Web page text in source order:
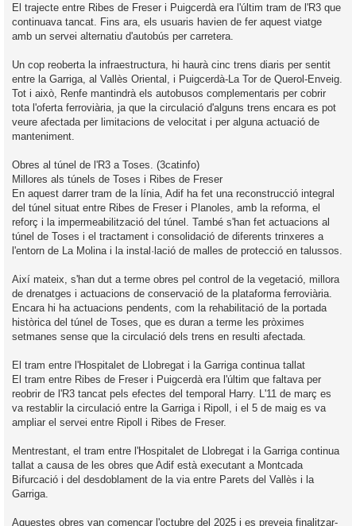
El trajecte entre Ribes de Freser i Puigcerdà era l'últim tram de l'R3 que
continuava tancat. Fins ara, els usuaris havien de fer aquest viatge
amb un servei alternatiu d'autobús per carretera.
Un cop reoberta la infraestructura, hi haurà cinc trens diaris per sentit
entre la Garriga, al Vallès Oriental, i Puigcerdà-La Tor de Querol-Enveig.
Tot i això, Renfe mantindrà els autobusos complementaris per cobrir
tota l'oferta ferroviària, ja que la circulació d'alguns trens encara es pot
veure afectada per limitacions de velocitat i per alguna actuació de
manteniment.
Obres al túnel de l'R3 a Toses. (3catinfo)
Millores als túnels de Toses i Ribes de Freser
En aquest darrer tram de la línia, Adif ha fet una reconstrucció integral
del túnel situat entre Ribes de Freser i Planoles, amb la reforma, el
reforç i la impermeabilització del túnel. També s'han fet actuacions al
túnel de Toses i el tractament i consolidació de diferents trinxeres a
l'entorn de La Molina i la instal·lació de malles de protecció en talussos.
Així mateix, s'han dut a terme obres pel control de la vegetació, millora
de drenatges i actuacions de conservació de la plataforma ferroviària.
Encara hi ha actuacions pendents, com la rehabilitació de la portada
històrica del túnel de Toses, que es duran a terme les pròximes
setmanes sense que la circulació dels trens en resulti afectada.
El tram entre l'Hospitalet de Llobregat i la Garriga continua tallat
El tram entre Ribes de Freser i Puigcerdà era l'últim que faltava per
reobrir de l'R3 tancat pels efectes del temporal Harry. L'11 de març es
va restablir la circulació entre la Garriga i Ripoll, i el 5 de maig es va
ampliar el servei entre Ripoll i Ribes de Freser.
Mentrestant, el tram entre l'Hospitalet de Llobregat i la Garriga continua
tallat a causa de les obres que Adif està executant a Montcada
Bifurcació i del desdoblament de la via entre Parets del Vallès i la
Garriga.
Aquestes obres van començar l'octubre del 2025 i es preveia finalitzar-